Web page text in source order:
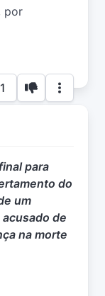
por
para
do
um
de
na morte